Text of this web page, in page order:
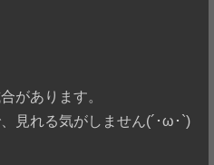
があります。
見れる気がしません(´･ω･`)